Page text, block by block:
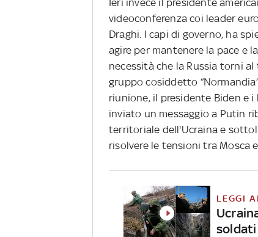
videoconferenza coi leader
Draghi. I capi di governo, ha
agire per mantenere la pace e
necessità che la Russia torni
gruppo cosiddetto
riunione, il presidente Biden e
inviato un messaggio a Putin
territoriale dell'Ucraina e
risolvere le tensioni tra Mosca
LEGGI
soldati